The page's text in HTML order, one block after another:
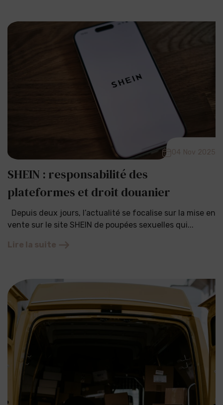
04 Nov 2025
SHEIN : responsabilité des
plateformes et droit douanier
Depuis deux jours, l’actualité se focalise sur la mise en
vente sur le site SHEIN de poupées sexuelles qui...
Lire la suite